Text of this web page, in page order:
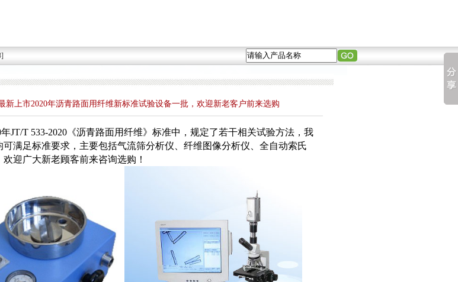
迎新老顾客选购！.[2018/11/28]
验设备一批，欢迎新老客户前来选购.[2020/09/14]
的为客户提供建筑
25]
产品上市.[2015/01/26]
迎新老顾客选购！ .[2018/11/28]
新上市2020年沥青路面用纤维新标准试验设备一批，欢迎新老客户前来选购
T 533-2020《沥青路面用纤维》标准中，规定了若干相关试验方法，我
可满足标准要求，主要包括气流筛分析仪、纤维图像分析仪、全自动索氏
迎广大新老顾客前来咨询选购！